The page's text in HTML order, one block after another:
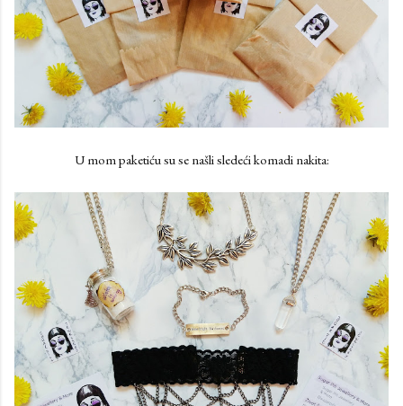
U mom paketiću su se našli sledeći komadi nakita: